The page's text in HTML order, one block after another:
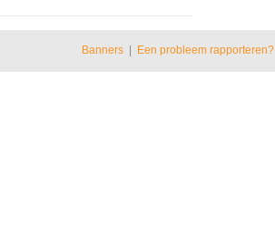
Banners Een probleem rapporteren?